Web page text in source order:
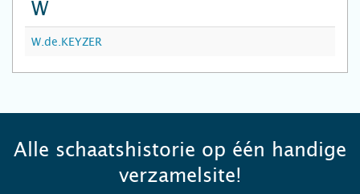
W
W.de.KEYZER
Alle schaatshistorie op één handige
verzamelsite!